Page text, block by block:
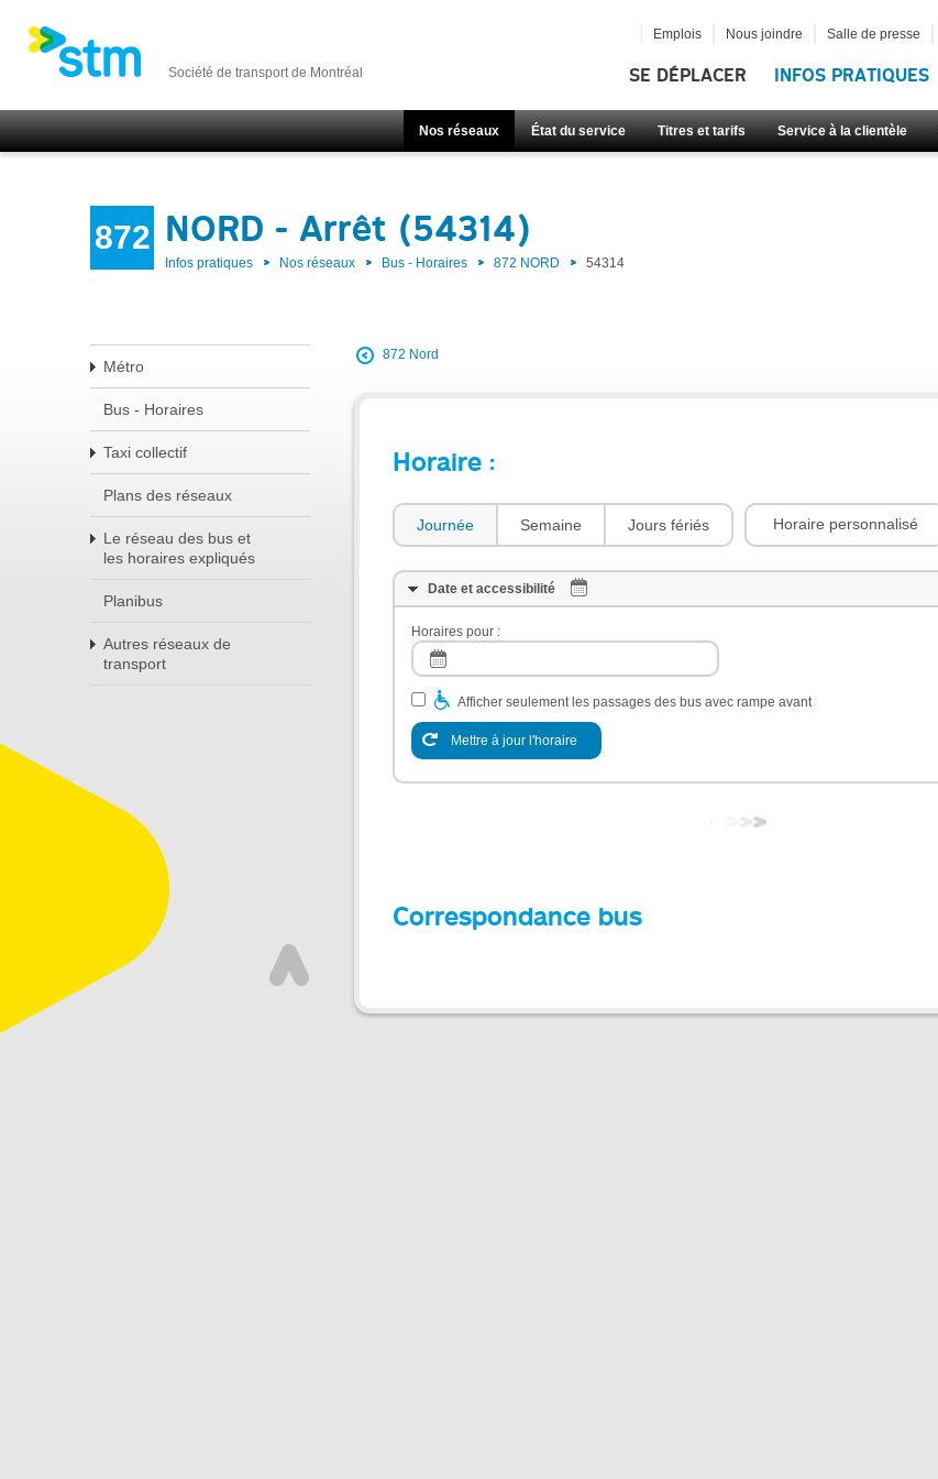
Société de transport de Montréal SE DÉPLACER INFOS PRATIQUES
Nos réseaux État du service Titres et tarifs Service à la clientèle
Emplois Nous joindre Salle de presse
872 NORD - Arrêt (54314)
Infos pratiques Nos réseaux Bus - Horaires 872 NORD 54314
Métro
Bus - Horaires
Taxi collectif
Plans des réseaux
Le réseau des bus et
les horaires expliqués
Planibus
Autres réseaux de
transport
872 Nord
Horaire :
Journée Semaine Jours fériés Horaire personnalisé
Date et accessibilité
Horaires pour :
Afficher seulement les passages des bus avec rampe avant
Mettre à jour l'horaire
Correspondance bus